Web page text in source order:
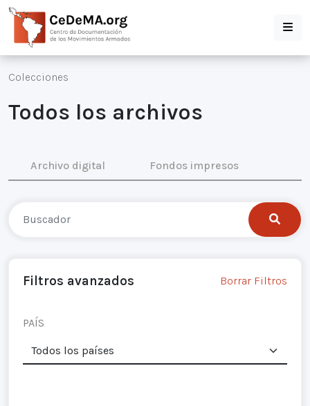
Colecciones
Todos los archivos
Archivo digital Fondos impresos
Filtros avanzados Borrar Filtros
PAÍS